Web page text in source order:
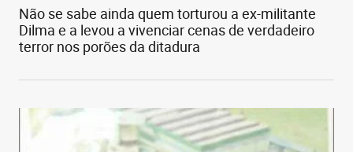
Não se sabe ainda quem torturou a ex-militante
Dilma e a levou a vivenciar cenas de verdadeiro
terror nos porões da ditadura